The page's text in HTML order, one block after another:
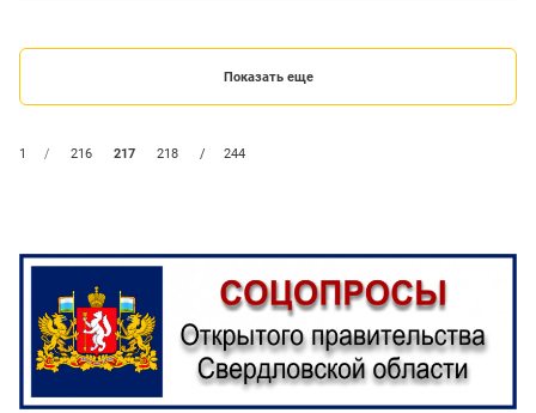
Показать еще
1 / 216 217 218 / 244